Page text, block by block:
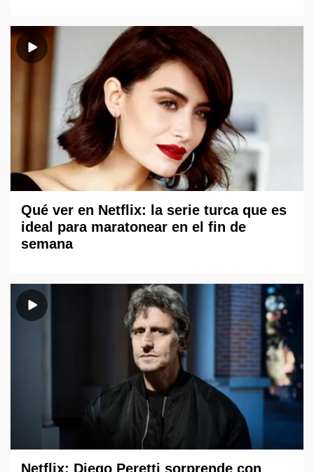
Qué ver en Netflix: la serie turca que es
ideal para maratonear en el fin de
semana
Netflix: Diego Peretti sorprende con